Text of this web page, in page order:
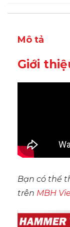
Mô tả
Giới
Bạn có thể
trên MBH